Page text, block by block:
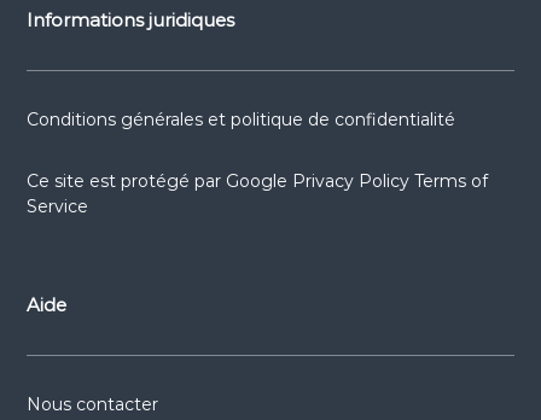
Informations juridiques
Conditions générales et politique de confidentialité
Ce site est protégé par Google Privacy Policy Terms of
Service
Aide
Nous contacter